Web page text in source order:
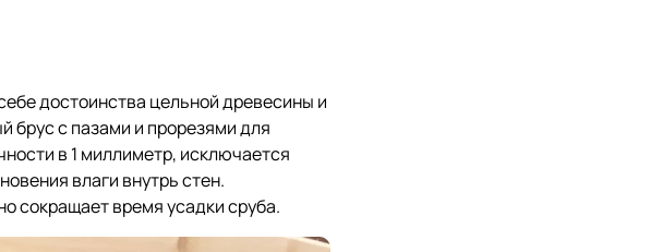
достоинства цельной древесины и
брус с пазами и прорезями для
в 1 миллиметр, исключается
влаги внутрь стен.
сокращает время усадки сруба.